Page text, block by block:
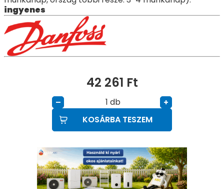
ingyenes
42 261 Ft
– db
+
KOSÁRBA TESZEM